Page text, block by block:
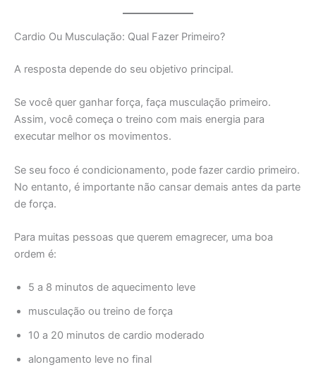
Cardio Ou Musculação: Qual Fazer Primeiro?
A resposta depende do seu objetivo principal.
Se você quer ganhar força, faça musculação primeiro.
Assim, você começa o treino com mais energia para
executar melhor os movimentos.
Se seu foco é condicionamento, pode fazer cardio primeiro.
No entanto, é importante não cansar demais antes da parte
de força.
Para muitas pessoas que querem emagrecer, uma boa
ordem é:
5 a 8 minutos de aquecimento leve
musculação ou treino de força
10 a 20 minutos de cardio moderado
alongamento leve no final